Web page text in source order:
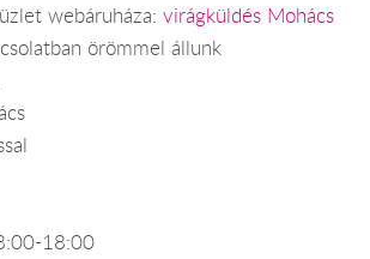
webáruháza: virágküldés Mohács
örömmel állunk
18:00